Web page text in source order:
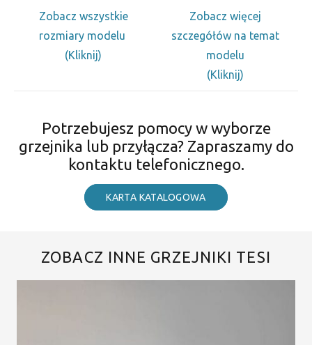
Zobacz wszystkie
rozmiary modelu
(Kliknij)
Zobacz więcej
szczegółów na temat
modelu
(Kliknij)
Potrzebujesz pomocy w wyborze
grzejnika lub przyłącza? Zapraszamy do
kontaktu telefonicznego.
KARTA KATALOGOWA
ZOBACZ INNE GRZEJNIKI TESI